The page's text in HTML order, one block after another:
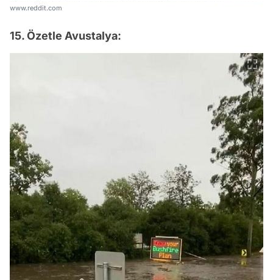
www.reddit.com
15. Özetle Avustalya: